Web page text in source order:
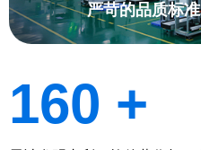
严苛的品质标准
160 +